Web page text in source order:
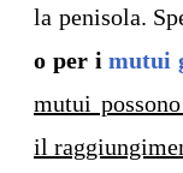
la penisola.
o per imutui
mutui
il